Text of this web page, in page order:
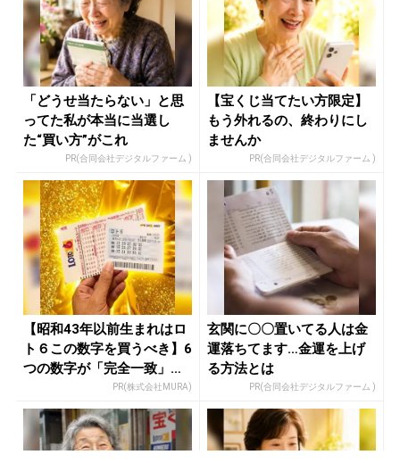
「どうせ当たらない」と思
ってた私が本当に当選し
た“買い方”がこれ
PR(合同会社デジタルファーム )
【宝くじ当てたい方限定】
もう外れるの、終わりにし
ませんか
PR(合同会社デジタルファーム )
【昭和43年以前生まれはロ
ト６この数字を買うべき】6
つの数字が「完全一致」す
PR(株式会社MURA)
玄関に〇〇置いてる人は金
運落ちてます…金運を上げ
る方法とは
PR(合同会社デジタルファーム )